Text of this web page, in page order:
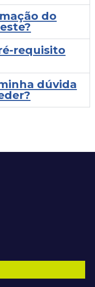
do
requisito
dúvida